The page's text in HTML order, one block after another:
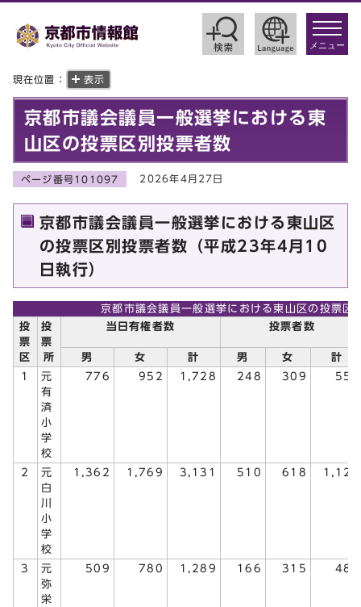
toggle
メニュー
現在位置： 表示
京都市議会議員一般選挙における東
山区の投票区別投票者数
ページ番号101097 2026年4月27日
京都市議会議員一般選挙における東山区
の投票区別投票者数（平成23年4月10
日執行）
京都市議会議員一般選挙における東山区の投票区
投
票
区
投
票
所
当日有権者数 投票者数
男 女 計 男 女
計
1
元
有
済
小
学
校
776 952 1,728 248 309 557
2
元
白
川
小
学
校
1,362 1,769 3,131 510 618 1,128
3
元
弥
栄
509 780 1,289 166 315 481